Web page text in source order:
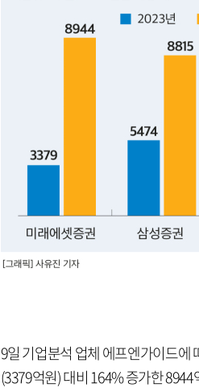
9일 기업분석 업체 에프엔가이드에
(3379억원) 대비 164% 증가한